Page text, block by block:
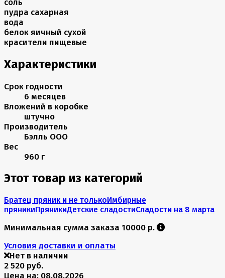
пудра сахарная
вода
белок яичный сухой
красители пищевые
Характеристики
Срок годности
6 месяцев
Вложений в коробке
штучно
Производитель
Бэлль ООО
Вес
960 г
Этот товар из категорий
Братец пряник и не толькоИмбирные
пряникиПряникиДетские сладостиСладости на 8 марта
Минимальная сумма заказа 10000 р.
Условия доставки и оплаты
Нет в наличии
2 520 руб.
Цена на: 08.08.2026